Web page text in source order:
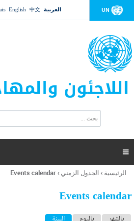
to navigation UN العربية 中文
English
اللاجئون
ت
ر
ل
ح
ب

أنت
هنا
الرئيسية › الجدول الزمني ›
Events calendar
Events calendar